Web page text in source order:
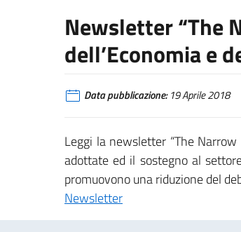
Newsletter “The
dell’Economia e
Data pubblicazione:19 Aprile 2018
Leggi la newsletter “The
adottate ed il sostegno al
promuovono una riduzione del
Newsletter